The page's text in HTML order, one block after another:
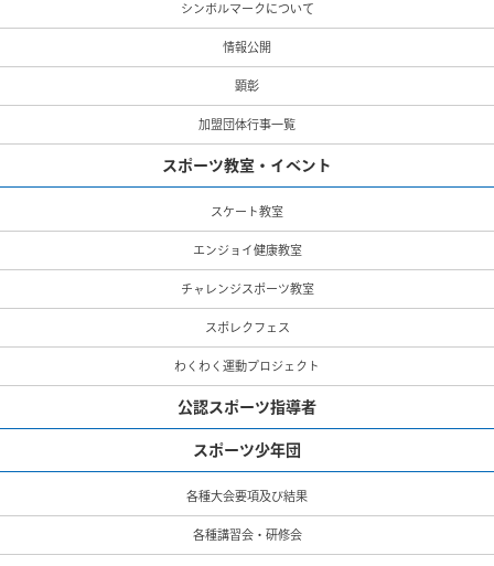
シンボルマークについて
情報公開
顕彰
加盟団体行事一覧
スポーツ教室・イベント
スケート教室
エンジョイ健康教室
チャレンジスポーツ教室
スポレクフェス
わくわく運動プロジェクト
公認スポーツ指導者
スポーツ少年団
各種大会要項及び結果
各種講習会・研修会